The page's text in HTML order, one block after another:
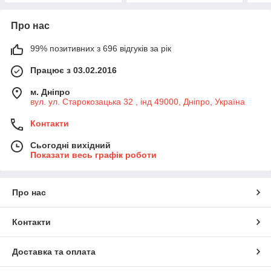
Про нас
99% позитивних з 696 відгуків за рік
Працює з 03.02.2016
м. Дніпро
вул. ул. Старокозацька 32 , інд 49000, Дніпро, Україна
Контакти
Сьогодні вихідний
Показати весь графік роботи
Про нас
Контакти
Доставка та оплата